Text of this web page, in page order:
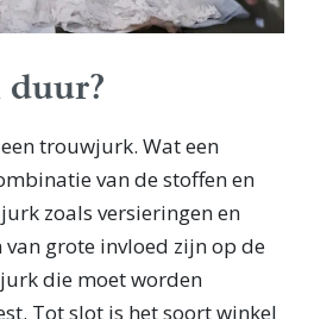
trouwjurk. Wat een
van de stoffen en
zoals versieringen en
grote invloed zijn op de
die moet worden
Tot slot is het soort winkel